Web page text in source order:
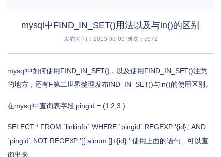
mysql中FIND_IN_SET()用法以及与in()的区别
发布时间：2013-08-09 浏览：8872
mysql中如何使用FIND_IN_SET()，以及使用FIND_IN_SET()注意
的地方，还有F第二世界整理发布IND_IN_SET()与in()的使用区别。
在mysql中查询表字段 pingid = (1,2,3,)
SELECT * FROM `linkinfo` WHERE `pingid` REGEXP '{id},' AND
`pingid` NOT REGEXP '[[:alnum:]]+{id},' 使用上面的语句，可以查
询出来